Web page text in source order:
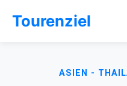
Tourenziel
ASIEN -